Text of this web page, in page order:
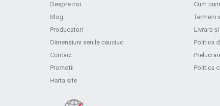
Despre noi
Blog
Producatori
Dimensiuni senile cauciuc
Contact
Promotii
Harta site
Cum
Termeni
Livrare
Politica
Politica